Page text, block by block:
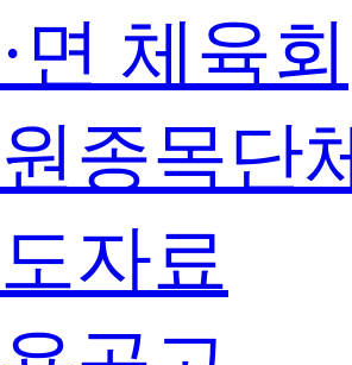
면 체육회
종목단
자료